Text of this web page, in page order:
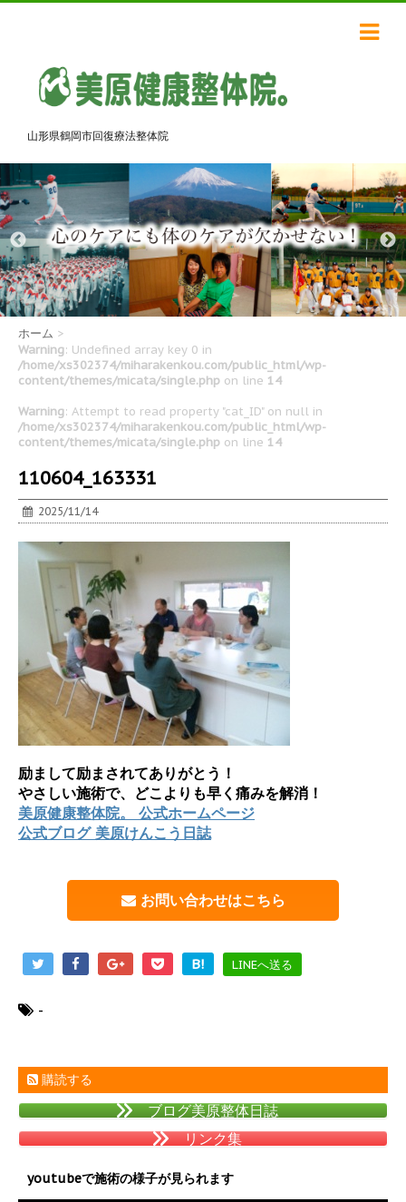
山形県鶴岡市回復療法整体院
ホーム >
Warning: Undefined array key 0 in
/home/xs302374/miharakenkou.com/public_html/wp-
content/themes/micata/single.php on line 14
Warning: Attempt to read property "cat_ID" on null in
/home/xs302374/miharakenkou.com/public_html/wp-
content/themes/micata/single.php on line 14
110604_163331
2025/11/14
励まして励まされてありがとう！
やさしい施術で、どこよりも早く痛みを解消！
美原健康整体院。 公式ホームページ
公式ブログ 美原けんこう日誌
お問い合わせはこちら
B! LINEへ送る
-
購読する
ブログ美原整体日誌
リンク集
youtubeで施術の様子が見られます